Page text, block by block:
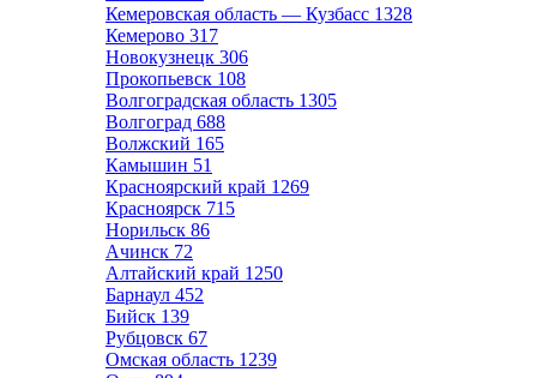
Кемеровская область — Кузбасс 1328
Кемерово 317
Новокузнецк 306
Прокопьевск 108
Волгоградская область 1305
Волгоград 688
Волжский 165
Камышин 51
Красноярский край 1269
Красноярск 715
Норильск 86
Ачинск 72
Алтайский край 1250
Барнаул 452
Бийск 139
Рубцовск 67
Омская область 1239